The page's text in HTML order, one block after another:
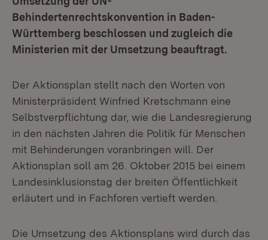
Behindertenrechtskonvention in Baden-
Württemberg beschlossen und zugleich die
Ministerien mit der Umsetzung beauftragt.
Der Aktionsplan stellt nach den Worten von
Ministerpräsident Winfried Kretschmann eine
Selbstverpflichtung dar, wie die Landesregierung
in den nächsten Jahren die Politik für Menschen
mit Behinderungen voranbringen will. Der
Aktionsplan soll am 26. Oktober 2015 bei einem
Landesinklusionstag der breiten Öffentlichkeit
erläutert und in Fachforen vertieft werden.
Die Umsetzung des Aktionsplans wird durch das